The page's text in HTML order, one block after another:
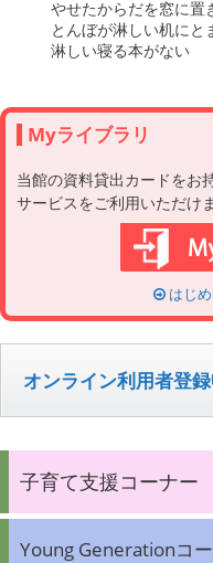
やせたからだを窓に置
とんぼが淋しい机にと
Myライブラリ
当館の資料貸出カードをお
サービスをご利用いただけま
はじ
オンライン利用者登
子育て支援コーナー
Young Generationコ